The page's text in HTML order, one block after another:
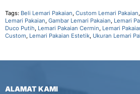
Tags: Beli Lemari Pakaian, Custom Lemari Pakaian,
Lemari Pakaian, Gambar Lemari Pakaian, Lemari
Duco Putih, Lemari Pakaian Cermin, Lemari
Custom, Lemari Pakaian Estetik, Ukuran Lemari
ALAMAT KAMI